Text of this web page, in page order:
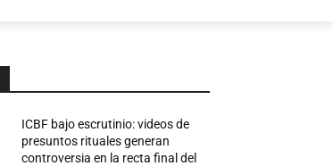
ICBF bajo escrutinio: videos de
presuntos rituales generan
controversia en la recta final del